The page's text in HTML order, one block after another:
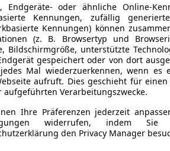
DAB LED Komfortzg.
Endgeräte- oder ähnliche Online-
Kennungen, zufällig
Kennungen) können
(z. B. Browsertyp und
Bildschirmgröße, unterstützte
gespeichert oder von dort
Mal wiederzuerkennen, wenn es
aufruft. Dies geschieht für
aufgeführten Verarbeitungszwecke.
Ihre Präferenzen jederzeit
widerrufen, indem
den Privacy Manager